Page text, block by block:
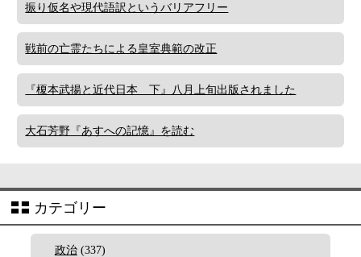
振り仮名や現代語訳というバリアフリー
戦前の亡霊たちによる皇室典範の改正
『榎本武揚と近代日本 下』八月上旬出版されました
大石芳野『あすへの記憶』を読む
カテゴリー
政治(337)